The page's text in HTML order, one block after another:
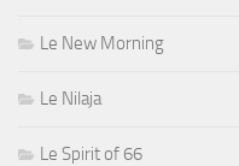
Le New Morning
Le Nilaja
Le Spirit of 66